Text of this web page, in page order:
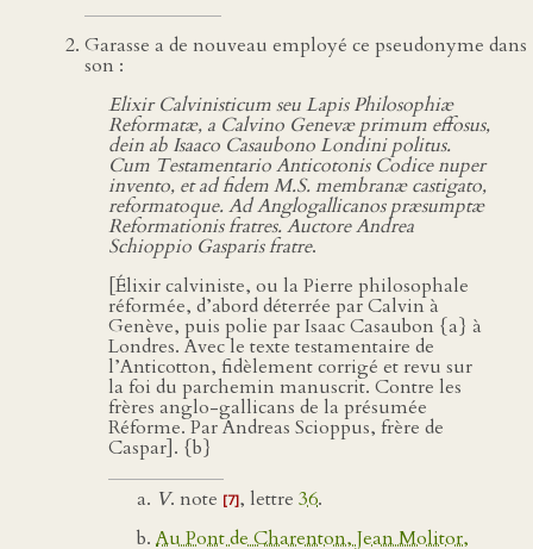
Garasse a de nouveau employé ce pseudonyme dans
son :
Elixir Calvinisticum seu Lapis Philosophiæ
Reformatæ, a Calvino Genevæ primum effosus,
dein ab Isaaco Casaubono Londini politus.
Cum Testamentario Anticotonis Codice nuper
invento, et ad fidem M.S. membranæ castigato,
reformatoque. Ad Anglogallicanos præsumptæ
Reformationis fratres. Auctore Andrea
Schioppio Gasparis fratre.
[Élixir calviniste, ou la Pierre philosophale
réformée, d’abord déterrée par Calvin à
Genève, puis polie par Isaac Casaubon {a} à
Londres. Avec le texte testamentaire de
l’Anticotton, fidèlement corrigé et revu sur
la foi du parchemin manuscrit. Contre les
frères anglo-gallicans de la présumée
Réforme. Par Andreas Scioppus, frère de
Caspar]. {b}
V. note [7], lettre 36.
Au Pont de Charenton, Jean Molitor,